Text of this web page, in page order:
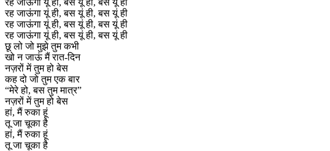
रह जाऊंगा यूं ही, बस यूं ही, बस यूं ही
रह जाऊंगा यूं ही, बस यूं ही, बस यूं ही
रह जाऊंगा यूं ही, बस यूं ही, बस यूं ही
छू लो जो मुझे तुम कभी
खो न जाऊं मैं रात-दिन
नज़रों में तुम हो बेस
कह दो जो तुम एक बार
“मेरे हो, बस तुम मात्र”
नज़रों में तुम हो बेस
हां, मैं रुका हूं
तू जा चूका है
हां, मैं रुका हूं
तू जा चूका है